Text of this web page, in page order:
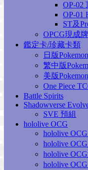
OP-02
OP-01
ST及
OPCG現成
鑑定卡/珍藏卡類
日版
繁中版
美版
One Piece
Battle Spirits
Shadowverse
SVE 預組
hololive OCG
hololive
hololive
hololive
hololive